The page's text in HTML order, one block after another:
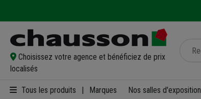
Choisissez votre agence et bénéficiez de prix
localisés
Tous les produits Marques Nos salles d'exposition